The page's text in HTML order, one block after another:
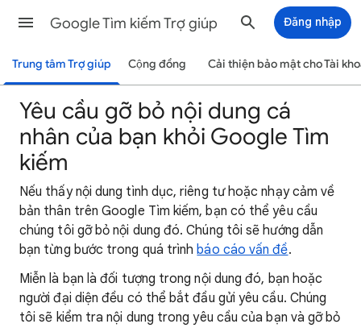
Google Tìm kiếm Trợ giúp Đăng nhập
Trung tâm Trợ giúp Cộng đồng Cải thiện bảo mật cho Tài
Yêu cầu gỡ bỏ nội dung cá
nhân của bạn khỏi Google Tìm
kiếm
Nếu thấy nội dung tình dục, riêng tư hoặc nhạy cảm về
bản thân trên Google Tìm kiếm, bạn có thể yêu cầu
chúng tôi gỡ bỏ nội dung đó. Chúng tôi sẽ hướng dẫn
bạn từng bước trong quá trìnhbáo cáo vấn đề.
Miễn là bạn là đối tượng trong nội dung đó, bạn hoặc
người đại diện đều có thể bắt đầu gửi yêu cầu. Chúng
tôi sẽ kiểm tra nội dung trong yêu cầu của bạn và gỡ bỏ